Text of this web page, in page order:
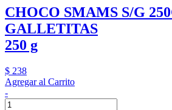
CHOCO SMAMS S/G
GALLETITAS
250 g
$ 238
Agregar al Carrito
-